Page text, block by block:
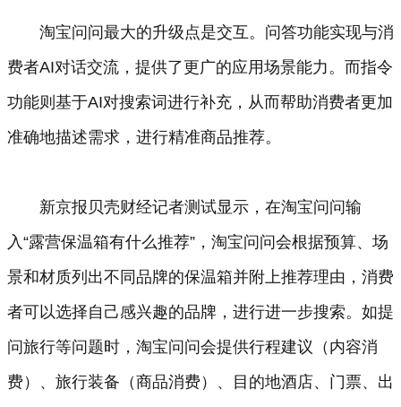
淘宝问问最大的升级点是交互。问答功能实现与消
费者AI对话交流，提供了更广的应用场景能力。而指令
功能则基于AI对搜索词进行补充，从而帮助消费者更加
准确地描述需求，进行精准商品推荐。
新京报贝壳财经记者测试显示，在淘宝问问输
入“露营保温箱有什么推荐”，淘宝问问会根据预算、场
景和材质列出不同品牌的保温箱并附上推荐理由，消费
者可以选择自己感兴趣的品牌，进行进一步搜索。如提
问旅行等问题时，淘宝问问会提供行程建议（内容消
费）、旅行装备（商品消费）、目的地酒店、门票、出